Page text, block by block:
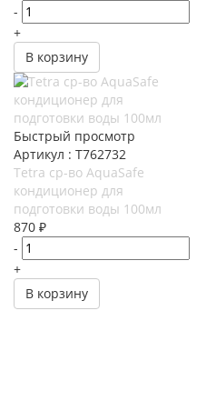
-
+
В корзину
Быстрый просмотр
Артикул : T762732
Tetra ср-во AquaSafe
кондиционер для
подготовки воды 100мл
870 ₽
-
+
В корзину